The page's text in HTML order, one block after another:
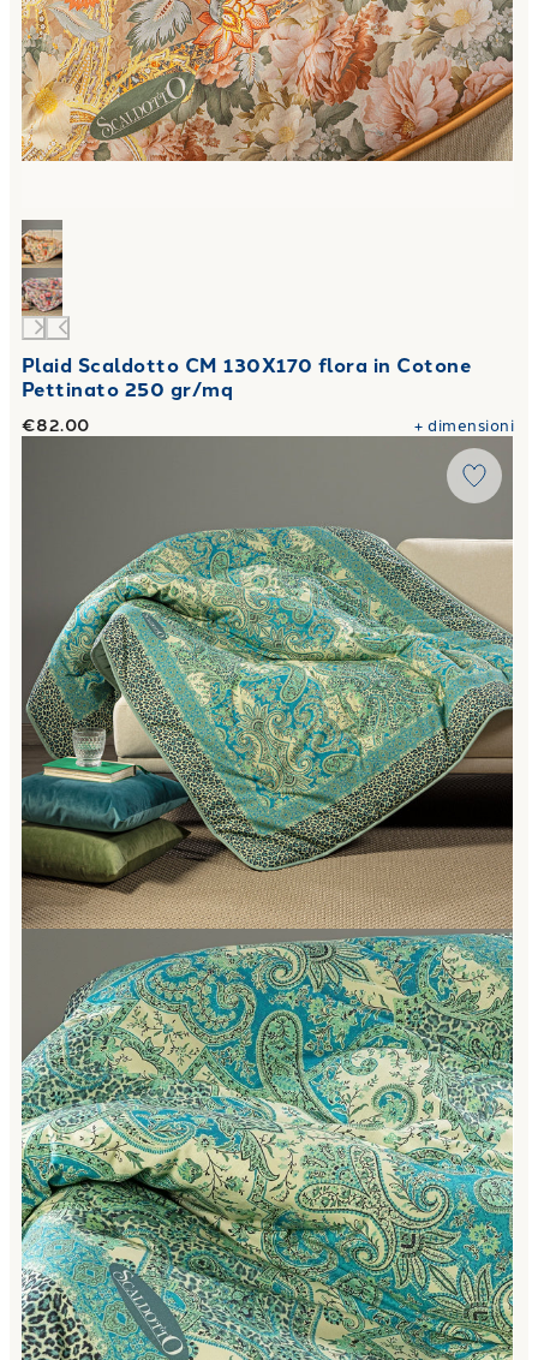
Plaid Scaldotto CM 130X170 flora in Cotone
Pettinato 250 gr/mq
€82.00 +dimensioni
Plaid Scaldotto CM 130X170 belmond in Cotone